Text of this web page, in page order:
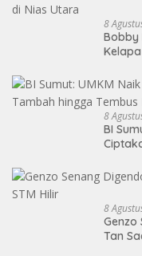
8
Bobby
8
BI
8
Genzo
Tan